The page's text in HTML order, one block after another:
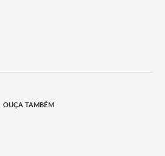
OUÇA TAMBÉM